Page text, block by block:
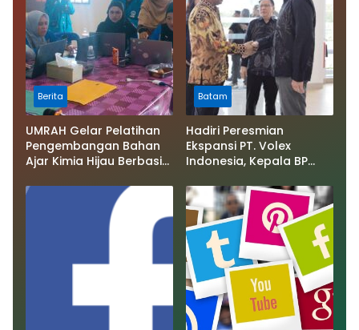
Berita
UMRAH Gelar Pelatihan
Pengembangan Bahan
Ajar Kimia Hijau Berbasis
Guru MGMP Kimia
Tanjungpinang
Batam
Hadiri Peresmian
Ekspansi PT. Volex
Indonesia, Kepala BP
Permudah Perizinan
Investasi di Batam